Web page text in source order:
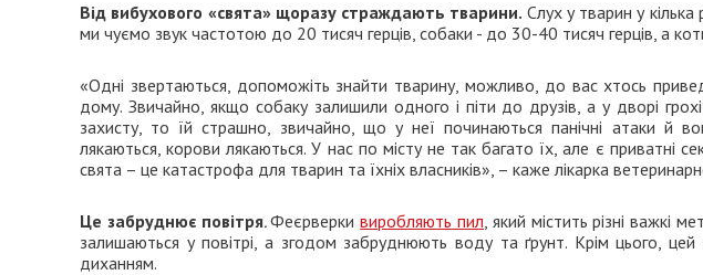
Від вибухового «свята»щоразу страждають тварини. Слух у тварин у
ми чуємо звук частотою до 20 тисяч герців, собаки - до 30-40 тисяч герців, а
«Одні звертаються, допоможіть знайти тварину, можливо, до вас хтось
дому. Звичайно, якщо собаку залишили одного і піти до друзів, а у дворі
захисту, то їй страшно, звичайно, що у неї починаються панічні атаки й
лякаються, корови лякаються. У нас по місту не так багато їх, але є приватні
свята – це катастрофа для тварин та їхніх власників», – каже лікарка
Це забруднює повітря.Феєрверкивиробляють пил, який містить різні важкі
залишаються у повітрі, а згодом забруднюють воду та ґрунт. Крім цього,
диханням.